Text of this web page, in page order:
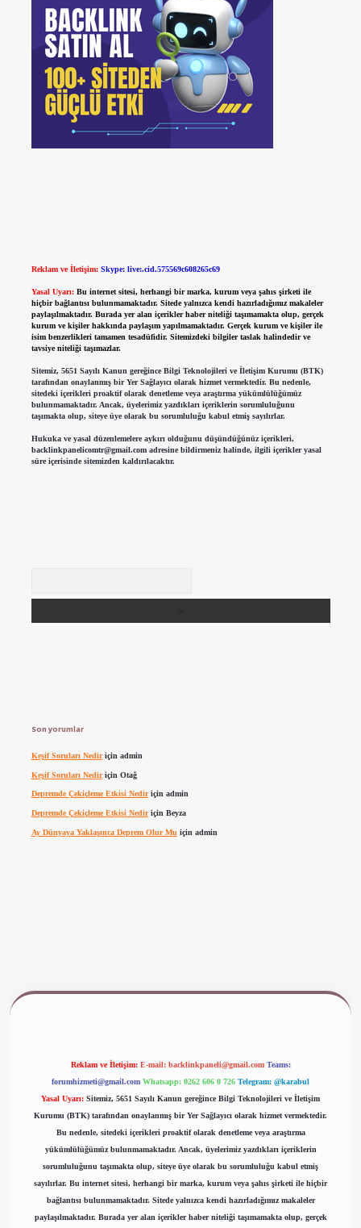
Reklam ve İletişim: Skype: live:.cid.575569c608265c69
Yasal Uyarı: Bu internet sitesi, herhangi bir marka, kurum veya şahıs şirketi ile
hiçbir bağlantısı bulunmamaktadır. Sitede yalnızca kendi hazırladığımız makaleler
paylaşılmaktadır. Burada yer alan içerikler haber niteliği taşımamakta olup, gerçek
kurum ve kişiler hakkında paylaşım yapılmamaktadır. Gerçek kurum ve kişiler ile
isim benzerlikleri tamamen tesadüfidir. Sitemizdeki bilgiler taslak halindedir ve
tavsiye niteliği taşımazlar.
Sitemiz, 5651 Sayılı Kanun gereğince Bilgi Teknolojileri ve İletişim Kurumu (BTK)
tarafından onaylanmış bir Yer Sağlayıcı olarak hizmet vermektedir. Bu nedenle,
sitedeki içerikleri proaktif olarak denetleme veya araştırma yükümlülüğümüz
bulunmamaktadır. Ancak, üyelerimiz yazdıkları içeriklerin sorumluluğunu
taşımakta olup, siteye üye olarak bu sorumluluğu kabul etmiş sayılırlar.
Hukuka ve yasal düzenlemelere aykırı olduğunu düşündüğünüz içerikleri,
backlinkpanelicomtr@gmail.comadresine bildirmeniz halinde, ilgili içerikler yasal
süre içerisinde sitemizden kaldırılacaktır.
Son yorumlar
Keşif Soruları Nediriçin admin
Keşif Soruları Nediriçin Otağ
Depremde Çekiçleme Etkisi Nediriçin admin
Depremde Çekiçleme Etkisi Nediriçin Beyza
Ay Dünyaya Yaklaşınca Deprem Olur Mu için admin
Reklam ve İletişim: E-mail: backlinkpaneli@gmail.com Teams:
forumhizmeti@gmail.com Whatsapp: 0262 606 0 726 Telegram: @karabul
Yasal Uyarı: Sitemiz, 5651 Sayılı Kanun gereğince Bilgi Teknolojileri ve İletişim
Kurumu (BTK) tarafından onaylanmış bir Yer Sağlayıcı olarak hizmet vermektedir.
Bu nedenle, sitedeki içerikleri proaktif olarak denetleme veya araştırma
yükümlülüğümüz bulunmamaktadır. Ancak, üyelerimiz yazdıkları içeriklerin
sorumluluğunu taşımakta olup, siteye üye olarak bu sorumluluğu kabul etmiş
sayılırlar. Bu internet sitesi, herhangi bir marka, kurum veya şahıs şirketi ile hiçbir
bağlantısı bulunmamaktadır. Sitede yalnızca kendi hazırladığımız makaleler
paylaşılmaktadır. Burada yer alan içerikler haber niteliği taşımamakta olup, gerçek